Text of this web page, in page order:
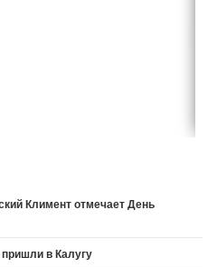
Климент отмечает День
в Калугу